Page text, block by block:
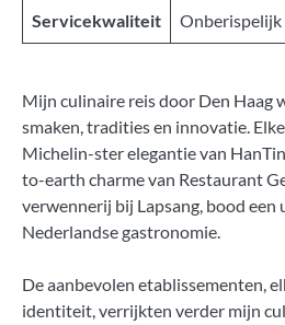
Servicekwaliteit Onberispelijk
Mijn culinaire reis door Den Haag
smaken, tradities en innovatie.
Michelin-ster elegantie van
to-earth charme van Restaurant
verwennerij bij Lapsang, bood een
Nederlandse gastronomie.
De aanbevolen etablissementen,
identiteit, verrijkten verder mijn